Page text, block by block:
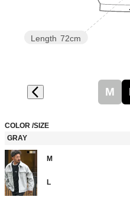
Length 72cm
M
COLOR SIZE
GRAY
M
L